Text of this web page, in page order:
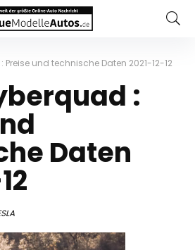
und technische Daten 2021-12-12
:
Daten